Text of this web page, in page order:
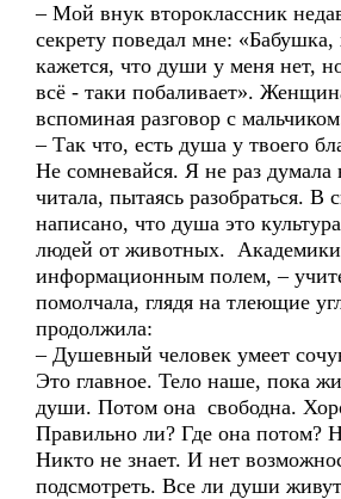
– Мой внук второклассник
секрету поведал мне: «Бабушка,
кажется, что души у меня нет,
всё - таки побаливает».
вспоминая разговор с
– Так что, есть душа у твоего
Не сомневайся. Я не раз думала
читала, пытаясь разобраться. В
написано, что душа это
людей от животных.
информационным полем, –
помолчала, глядя на тлеющие
продолжила:
– Душевный человек умеет
Это главное. Тело наше, пока
души. Потом она свободна.
Правильно ли? Где она потом?
Никто не знает. И нет
подсмотреть. Все ли души